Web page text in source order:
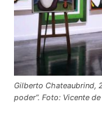
Gilberto Chateaubrind,
poder”. Foto: Vicente